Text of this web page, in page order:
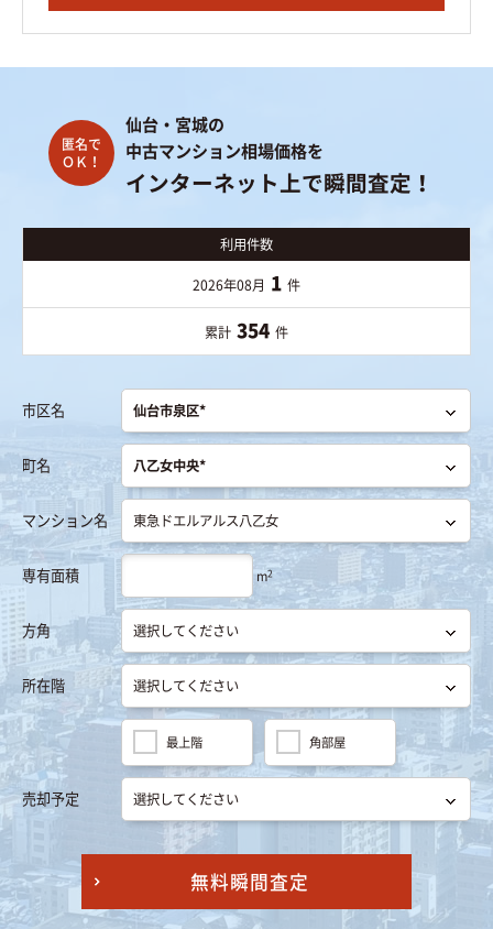
仙台・宮城の
中古マンション相場価格を
インターネット上で瞬間査定！
利用件数
2026年08月 1 件
累計 354 件
市区名
町名
マンション名
専有面積 m2
方角
所在階
最上階 角部屋
売却予定
無料瞬間査定